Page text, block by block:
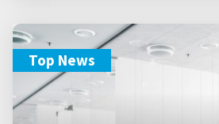
Top News